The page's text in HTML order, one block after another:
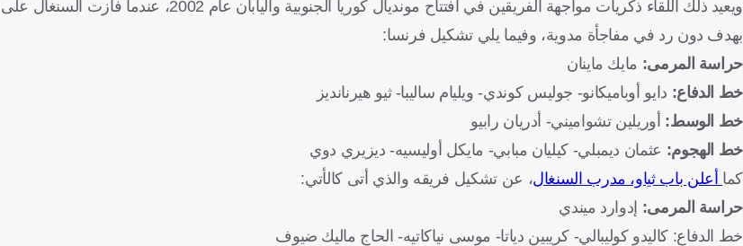
ويعيد ذلك اللقاء ذكريات مواجهة الفريقين في افتتاح مونديال كوريا
بهدف دون رد في مفاجأة مدوية، وفيما يلي تشكيل فرنسا:
حراسة المرمى: مايك ماينان
خط الدفاع: دايو أوباميكانو- جوليس كوندي- ويليام ساليبا- ثيو هيرنانديز
خط الوسط: أوريلين تشواميني- أدريان رابيو
خط الهجوم: عثمان ديمبلي- كيليان مبابي- مايكل أوليسيه- ديزيري دوي
كما أعلن باب ثياو، مدرب السنغال، عن تشكيل فريقه والذي أتى كالأتي:
حراسة المرمى: إدوارد ميندي
خط الدفاع: كاليدو كوليبالي- كريبين دياتا- موسى نياكاتيه- الحاج ماليك ضيوف